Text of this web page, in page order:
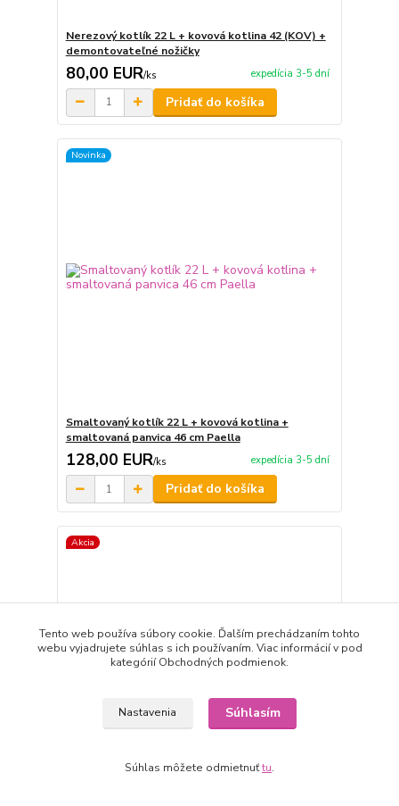
Nerezový kotlík 22 L + kovová kotlina 42 (KOV) +
demontovateľné nožičky
80,00 EUR/ks expedícia 3-5 dní
Pridať do košíka
Novinka
Smaltovaný kotlík 22 L + kovová kotlina +
smaltovaná panvica 46 cm Paella
128,00 EUR/ks expedícia 3-5 dní
Pridať do košíka
Akcia
Tento web používa súbory cookie. Ďalším prechádzaním tohto
webu vyjadrujete súhlas s ich používaním. Viac informácií v pod
kategórií Obchodných podmienok.
Nastavenia Súhlasím
Súhlas môžete odmietnuťtu.